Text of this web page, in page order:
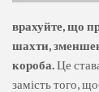
врахуйте, що
шахти,
короба.Це
замість того,